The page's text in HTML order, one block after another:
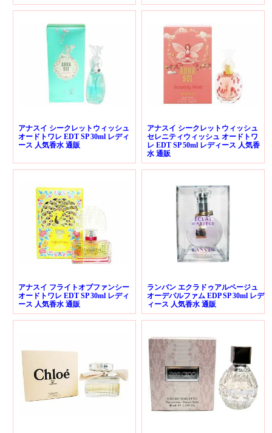
アナスイ シークレットウィッシュ
オードトワレ EDT SP 30ml レディ
ース 人気香水 通販
アナスイ シークレットウィッシュ
セレニティウィッシュ オードトワ
レ EDT SP 50ml レディース 人気香
水 通販
アナスイ フライトオブファンシー
オードトワレ EDT SP 30ml レディ
ース 人気香水 通販
ランバン エクラドゥアルページュ
オーデパルファム EDP SP 30ml レデ
ィース 人気香水 通販